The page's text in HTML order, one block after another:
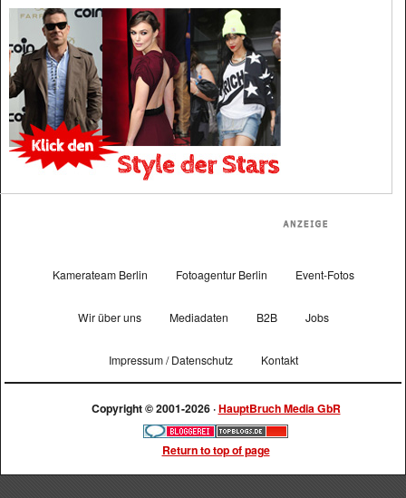
Kamerateam Berlin Fotoagentur Berlin Event-Fotos
Wir über uns Mediadaten B2B Jobs
Impressum / Datenschutz Kontakt
Copyright © 2001-2026 ·HauptBruch Media GbR
Return to top of page